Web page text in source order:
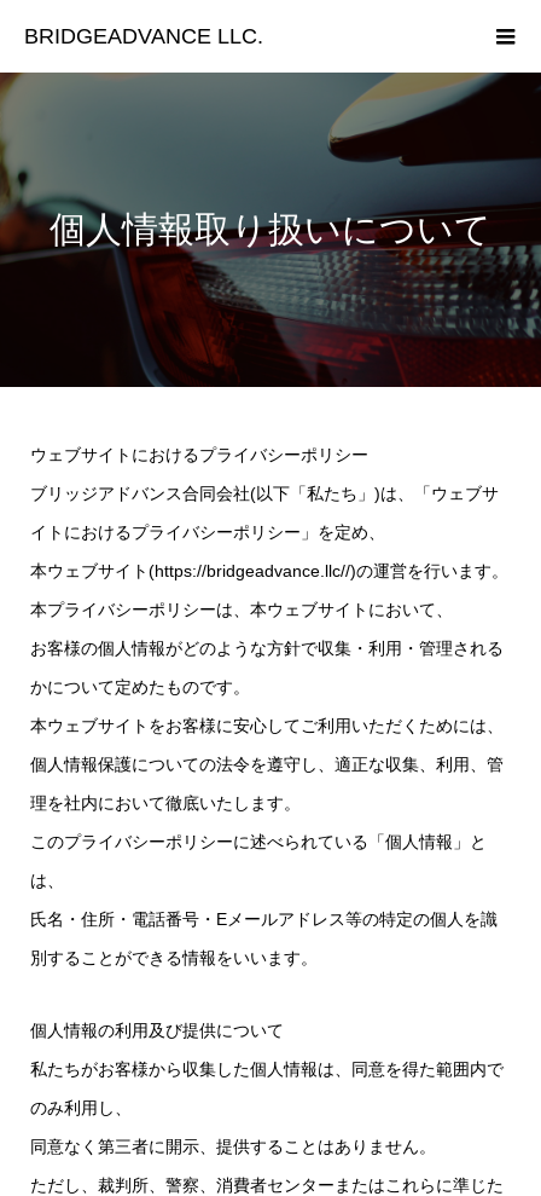
BRIDGEADVANCE LLC.
個人情報取り扱いについて
ウェブサイトにおけるプライバシーポリシー
ブリッジアドバンス合同会社(以下「私たち」)は、「ウェブサ
イトにおけるプライバシーポリシー」を定め、
本ウェブサイト(https://bridgeadvance.llc//)の運営を行います。
本プライバシーポリシーは、本ウェブサイトにおいて、
お客様の個人情報がどのような方針で収集・利用・管理される
かについて定めたものです。
本ウェブサイトをお客様に安心してご利用いただくためには、
個人情報保護についての法令を遵守し、適正な収集、利用、管
理を社内において徹底いたします。
このプライバシーポリシーに述べられている「個人情報」と
は、
氏名・住所・電話番号・Eメールアドレス等の特定の個人を識
別することができる情報をいいます。
個人情報の利用及び提供について
私たちがお客様から収集した個人情報は、同意を得た範囲内で
のみ利用し、
同意なく第三者に開示、提供することはありません。
ただし、裁判所、警察、消費者センターまたはこれらに準じた